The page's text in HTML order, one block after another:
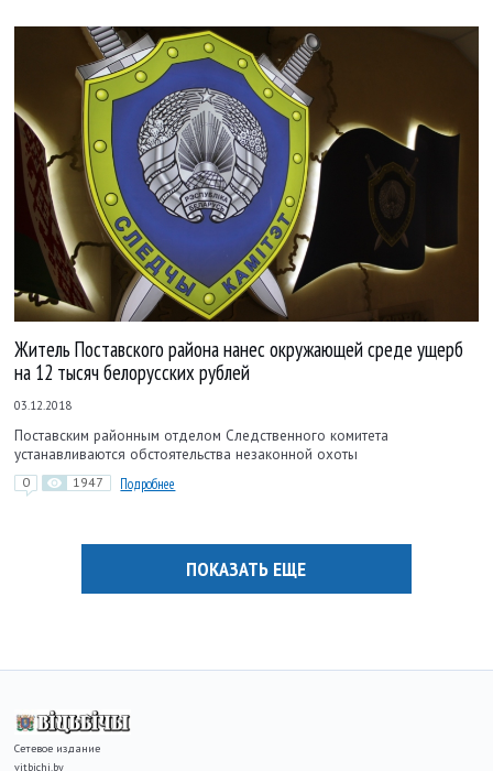
Житель Поставского района нанес окружающей среде ущерб
на 12 тысяч белорусских рублей
03.12.2018
Поставским районным отделом Следственного комитета
устанавливаются обстоятельства незаконной охоты
0 1947 Подробнее
ПОКАЗАТЬ ЕЩЕ
Сетевое издание
vitbichi.by